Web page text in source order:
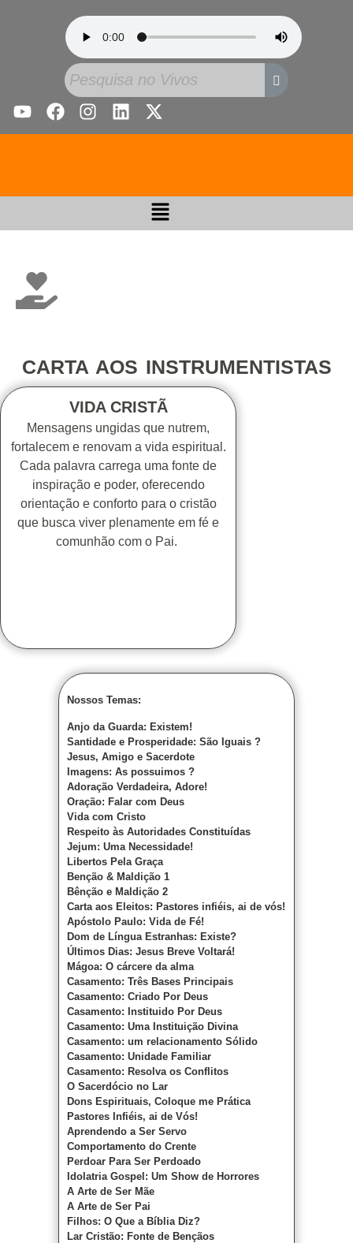
CARTA AOS INSTRUMENTISTAS
VIDA CRISTÃ
Mensagens ungidas que nutrem,
fortalecem e renovam a vida espiritual.
Cada palavra carrega uma fonte de
inspiração e poder, oferecendo
orientação e conforto para o cristão
que busca viver plenamente em fé e
comunhão com o Pai.
Nossos Temas:
Anjo da Guarda: Existem!
Santidade e Prosperidade: São Iguais ?
Jesus, Amigo e Sacerdote
Imagens: As possuimos ?
Adoração Verdadeira, Adore!
Oração: Falar com Deus
Vida com Cristo
Respeito às Autoridades Constituídas
Jejum: Uma Necessidade!
Libertos Pela Graça
Benção & Maldição 1
Bênção e Maldição 2
Carta aos Eleitos: Pastores infiéis, ai de vós!
Apóstolo Paulo: Vida de Fé!
Dom de Língua Estranhas: Existe?
Últimos Dias: Jesus Breve Voltará!
Mágoa: O cárcere da alma
Casamento: Três Bases Principais
Casamento: Criado Por Deus
Casamento: Instituido Por Deus
Casamento: Uma Instituição Divina
Casamento: um relacionamento Sólido
Casamento: Unidade Familiar
Casamento: Resolva os Conflitos
O Sacerdócio no Lar
Dons Espirituais, Coloque me Prática
Pastores Infiéis, ai de Vós!
Aprendendo a Ser Servo
Comportamento do Crente
Perdoar Para Ser Perdoado
Idolatria Gospel: Um Show de Horrores
A Arte de Ser Mãe
A Arte de Ser Pai
Filhos: O Que a Bíblia Diz?
Lar Cristão: Fonte de Bençãos